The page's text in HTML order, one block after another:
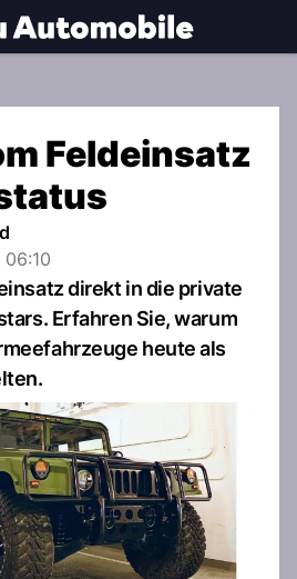
Feldeinsatz
direkt in die private
Erfahren Sie, warum
heute als